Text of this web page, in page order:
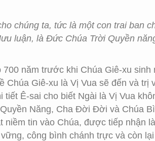
chúng ta, tức là một con trai ban
luận, là Đức Chúa Trời Quyền
700 năm trước khi Chúa Giê-xu sinh
Chúa Giê-xu là Vị Vua sẽ đến và
tiết Ê-sai cho biết Ngài là Vị Vua
Năng, Cha Đời Đời và Chúa
niềm tin vào Chúa, được tiếp nhận
công bình chánh trực và còn